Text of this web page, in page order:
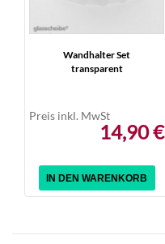
Wandhalter Set
transparent
Preis inkl. MwSt
14,90 €
IN DEN WARENKORB